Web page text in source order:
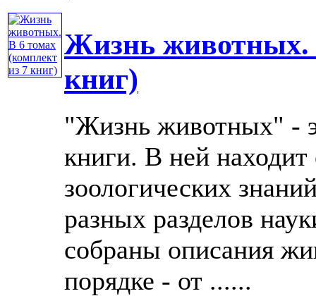
Жизнь животных.
книг)
"Жизнь животных" -
книги. В ней находит
зоологических
разных разделов
собраны описания
порядке - от ......